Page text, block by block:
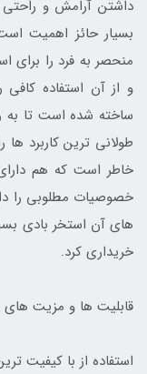
داشتن آرامش و
بسیار حائز اهمیت
منحصر به فرد را برای
و از آن استفاده
ساخته شده است تا به
طولانی ترین کاربرد ها
خاطر است که هم
خصوصیات مطلوبی را
های آن استخر بادی
خریداری کرد.
قابلیت ها و مزیت
استفاده از با کیفیت